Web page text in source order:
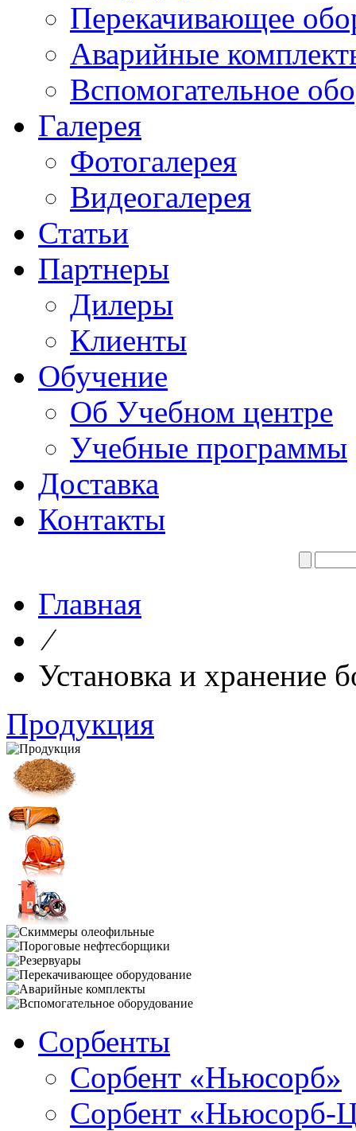
Перекачивающее
Аварийные
Вспомогательное
Галерея
Фотогалерея
Видеогалерея
Статьи
Партнеры
Дилеры
Клиенты
Обучение
Об Учебном центре
Учебные программы
Доставка
Контакты
Главная
⁄
Установка и хранение
Продукция
Сорбенты
Сорбент «Ньюсорб»
Сорбент «Ньюсорб-